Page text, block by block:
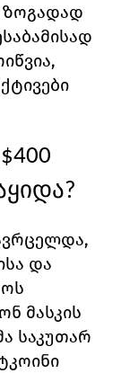
და
მასკის
საკუთარ